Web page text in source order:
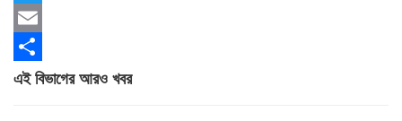
Twitter
Email
Share
এই বিভাগের আরও খবর